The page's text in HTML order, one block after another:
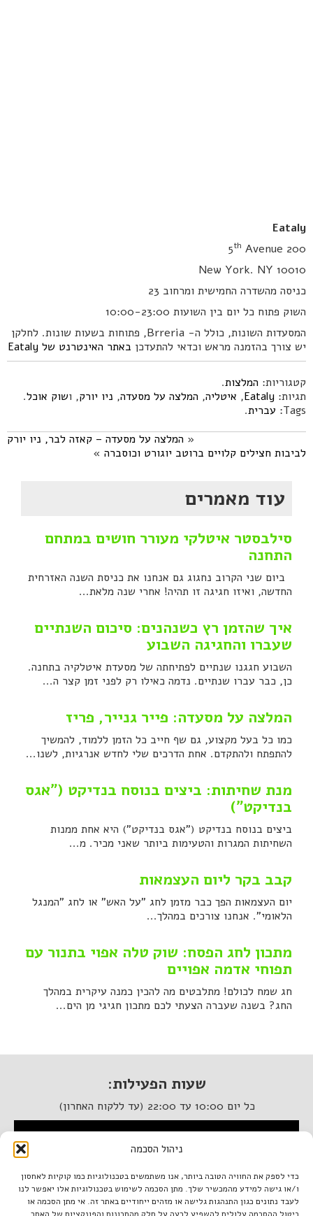
ניהול הסכמה
כדי לספק את החוויה הטובה ביותר, אנו משתמשים בטכנולוגיות כמו קוקיות לאחסון
ו/או גישה למידע מהמכשיר שלך. מתן הסכמה לשימוש בטכנולוגיות אלו יאפשר לנו
לעבד נתונים כגון התנהגות גלישה או מזהים ייחודיים באתר זה. אי מתן הסכמה או
Eataly
200 5
th Avenue
New York. NY 10010
כניסה מהשדרה החמישית ומרחוב 23
השוק פתוח כל יום בין השועות 10:00-23:00
המסעדות השונות, כולל ה- Brreria, פתוחות בשעות שונות. לחלקן
יש צורך בהזמנה מראש וכדאי להתעדכן באתר האינטרנט של Eataly
קטגוריות: המלצות.
תגיות: Eataly
, איטליה, המלצה על מסעדה, ניו יורק, ושוק אוכל.
Tags: עברית.
« המלצה על מסעדה – קאזה לבר, ניו יורק
לביבות חצילים קלויים ברוטב יוגורט וכוסברה »
עוד מאמרים
סילבסטר איטלקי מעורר חושים במתחם
התחנה
ביום שני הקרוב נחגוג גם אנחנו את כניסת השנה האזרחית
החדשה, ואיזו חגיגה זו תהיה! אחרי שנה מלאת...
איך שהזמן רץ כשנהנים: סיכום השנתיים
שעברו והחגיגה השבוע
השבוע חגגנו שנתיים לפתיחתה של מסעדת איטלקיה בתחנה.
כן, כבר עברו שנתיים. נדמה כאילו רק לפני זמן קצר ה...
המלצה על מסעדה: פייר גנייר, פריז
כמו כל בעל מקצוע, גם שף חייב כל הזמן ללמוד, להמשיך
להתפתח ולהתקדם. אחת הדרכים שלי לחדש אנרגיות, לשנו...
מנת שחיתות: ביצים בנוסח בנדיקט ("אגס
בנדיקט")
ביצים בנוסח בנדיקט ("אגס בנדיקט") היא אחת ממנות
השחיתות המגרות והטעימות ביותר שאני מכיר. מ...
קבב בקר ליום העצמאות
יום העצמאות הפך כבר מזמן לחג "על האש" או לחג "המנגל
הלאומי". אנחנו צורכים במהלך...
מתכון לחג הפסח: שוק טלה אפוי בתנור עם
תפוחי אדמה אפויים
חג שמח לכולם! מתלבטים מה להכין כמנה עיקרית במהלך
החג? בשנה שעברה הצעתי לכם מתכון חגיגי מן הים...
שעות הפעילות:
כל יום 10:00 עד 22:00 (עד ללקוח האחרון)
המסעדה נגישה לנכים
איטלקיה בתחנה
מתחם התחנה, תל אביב.